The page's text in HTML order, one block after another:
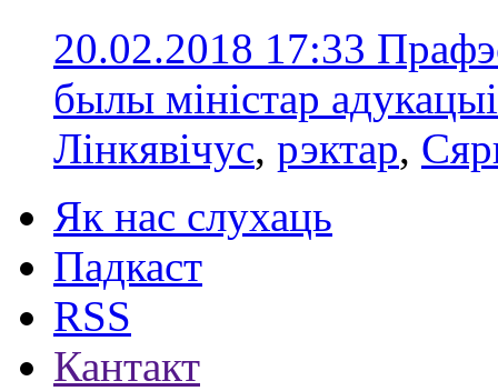
20.02.2018 17:33
былы міністар
Лінкявічус, рэктар,
Як нас слухаць
Падкаст
RSS
Кантакт